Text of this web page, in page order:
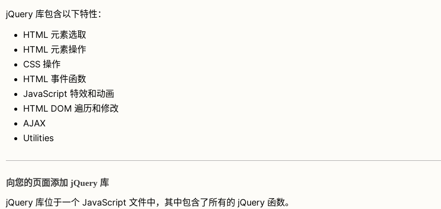
jQuery 库包含以下特性：
HTML 元素选取
HTML 元素操作
CSS 操作
HTML 事件函数
JavaScript 特效和动画
HTML DOM 遍历和修改
AJAX
Utilities
向您的页面添加 jQuery 库
jQuery 库位于一个 JavaScript 文件中，其中包含了所有的 jQuery 函数。